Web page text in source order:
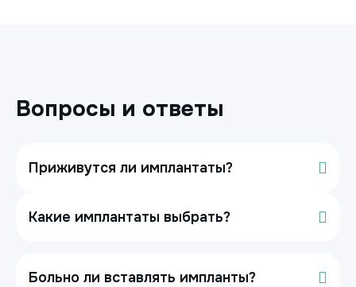
Вопросы и ответы
Приживутся ли имплантаты?
Какие имплантаты выбрать?
Больно ли вставлять импланты?